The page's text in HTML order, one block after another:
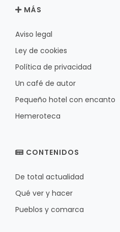
MÁS
Aviso legal
Ley de cookies
Política de privacidad
Un café de autor
Pequeño hotel con encanto
Hemeroteca
CONTENIDOS
De total actualidad
Qué ver y hacer
Pueblos y comarca